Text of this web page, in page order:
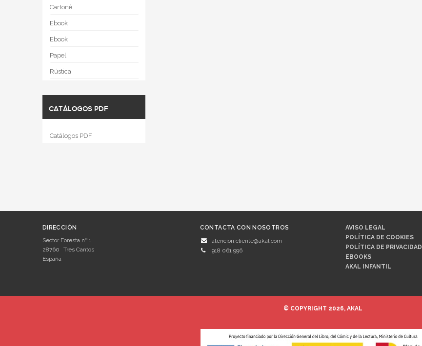
Cartoné
Ebook
Ebook
Papel
Rústica
CATÁLOGOS PDF
Catálogos PDF
DIRECCIÓN
Sector Foresta nº 1
28760
Tres Cantos
España
CONTACTA CON NOSOTROS
atencion.cliente@akal.com
918 061 996
AVISO LEGAL
POLÍTICA DE COOKIES
POLÍTICA DE PRIVACIDAD
EBOOKS
AKAL INFANTIL
© COPYRIGHT 2026, AKAL